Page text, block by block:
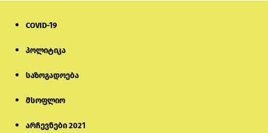
COVID-19
პოლიტიკა
საზოგადოება
მსოფლიო
არჩევნები 2021